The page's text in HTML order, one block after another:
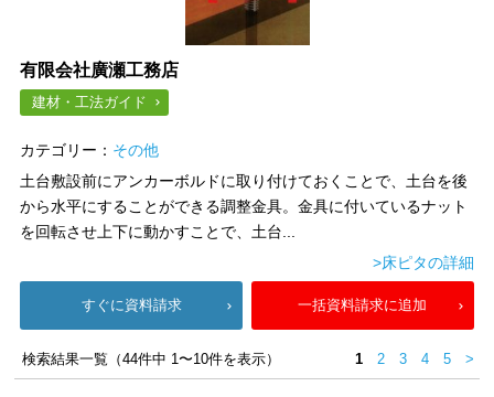
有限会社廣瀬工務店
建材・工法ガイド
カテゴリー： その他
土台敷設前にアンカーボルドに取り付けておくことで、土台を後
から水平にすることができる調整金具。金具に付いているナット
を回転させ上下に動かすことで、土台...
>床ピタの詳細
すぐに資料請求 一括資料請求に追加
検索結果一覧（44件中 1〜10件を表示） 1 2 3 4 5 >